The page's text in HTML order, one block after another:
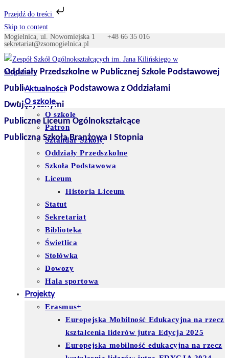
Przejdź do treści
Skip to content
Mogielnica, ul. Nowomiejska 1 +48 66 35 016
sekretariat@zsomogielnica.pl
Oddziały Przedszkolne w Publicznej Szkole Podstawowej
Publiczna Szkoła Podstawowa z Oddziałami
Dwujęzycznymi
Publiczne Liceum Ogólnokształcące
Publiczna Szkoła Branżowa I Stopnia
Aktualności
O szkole
O szkole
Patron
Sztandar Szkoły
Oddziały Przedszkolne
Szkoła Podstawowa
Liceum
Historia Liceum
Statut
Sekretariat
Biblioteka
Świetlica
Stołówka
Dowozy
Hala sportowa
Projekty
Erasmus+
Europejska Mobilność Edukacyjna na rzecz
kształcenia liderów jutra Edycja 2025
Europejska mobilność edukacyjna na rzecz